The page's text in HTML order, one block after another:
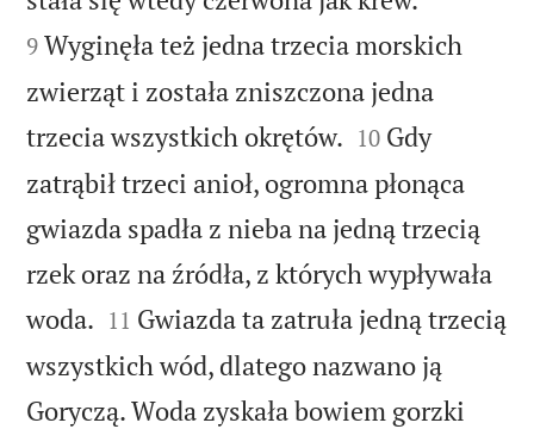
9 Wyginęła też jedna trzecia morskich
zwierząt i została zniszczona jedna
trzecia wszystkich okrętów. 

10 Gdy
zatrąbił trzeci anioł, ogromna płonąca
gwiazda spadła z nieba na jedną trzecią
rzek oraz na źródła, z których wypływała
woda. 

11 Gwiazda ta zatruła jedną trzecią
wszystkich wód, dlatego nazwano ją
Goryczą. Woda zyskała bowiem gorzki